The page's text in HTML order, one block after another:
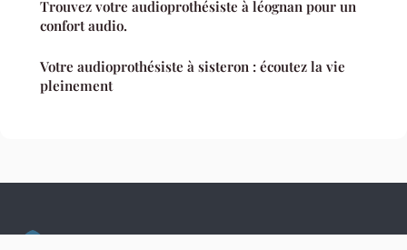
Trouvez votre audioprothésiste à léognan pour un
confort audio.
Votre audioprothésiste à sisteron : écoutez la vie
pleinement
Culture Hopital